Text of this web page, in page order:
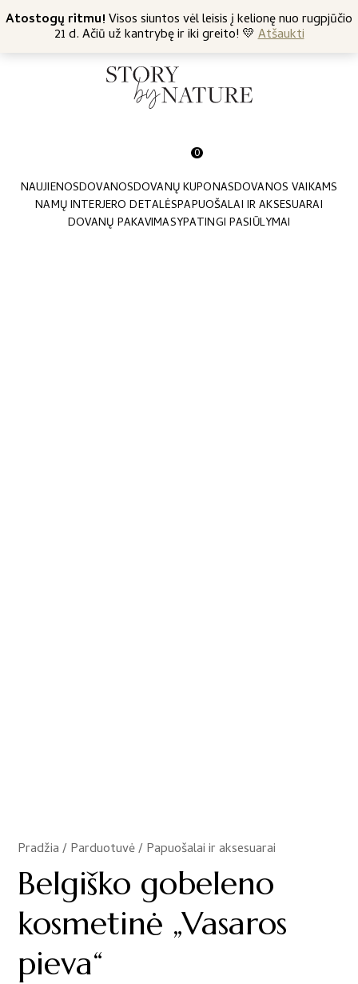
Atostogų ritmu!Visos siuntos vėl leisis į kelionę nuo rugpjūčio
21 d. Ačiū už kantrybę ir iki greito! 💛Atšaukti
Nemokamas siuntimas nuo 45 Eur +370 682 57369
0
NAUJIENOSDOVANOSDOVANŲ KUPONASDOVANOS VAIKAMS
NAMŲ INTERJERO DETALĖSPAPUOŠALAI IR AKSESUARAI
DOVANŲ PAKAVIMASYPATINGI PASIŪLYMAI
Pradžia/Parduotuvė/Papuošalai ir aksesuarai
/
Belgiško gobeleno
kosmetinė „Vasaros
pieva“